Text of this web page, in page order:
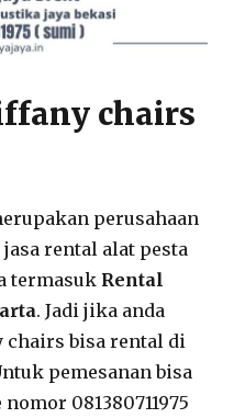
chairs
perusahaan
rental alat pesta
termasuk Rental
. Jadi jika anda
bisa rental di
Untuk pemesanan bisa
081380711975